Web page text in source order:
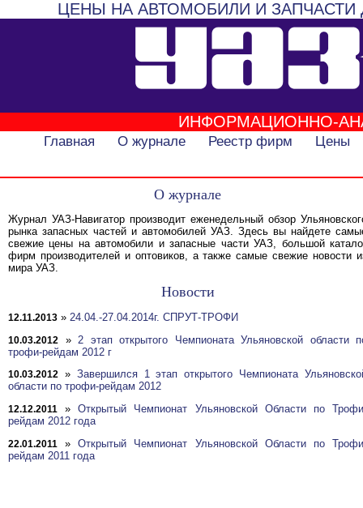
ЦЕНЫ НА АВТОМОБИЛИ И
ИНФОРМАЦИОННО-
Главная О журнале Реестр фирм Цены
О журнале
Журнал УАЗ-Навигатор производит еженедельный обзор
рынка запасных частей и автомобилей УАЗ. Здесь вы найдете
свежие цены на автомобили и запасные части УАЗ, большой
фирм производителей и оптовиков, а также самые свежие новости
мира УАЗ.
Новости
12.11.2013 » 24.04.-27.04.2014г. СПРУТ-ТРОФИ
10.03.2012 » 2 этап открытого Чемпионата Ульяновской области
трофи-рейдам 2012 г
10.03.2012 » Завершился 1 этап открытого Чемпионата
области по трофи-рейдам 2012
12.12.2011 »Открытый Чемпионат Ульяновской Области по
рейдам 2012 года
22.01.2011 »Открытый Чемпионат Ульяновской Области по
рейдам 2011 года